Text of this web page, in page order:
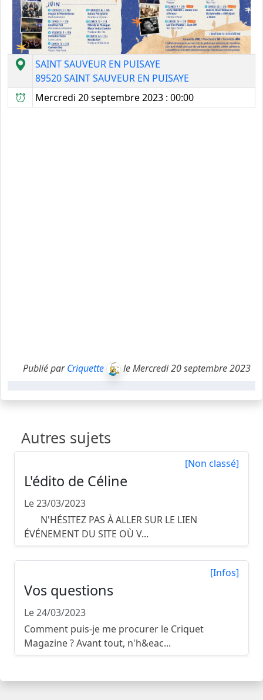
SAINT SAUVEUR EN PUISAYE
89520 SAINT SAUVEUR EN PUISAYE
Mercredi 20 septembre 2023 : 00:00
Publié parCriquette le Mercredi 20 septembre 2023
Autres sujets
[Non classé]
L'édito de Céline
Le 23/03/2023
N'HÉSITEZ PAS À ALLER SUR LE LIEN
ÉVÉNEMENT DU SITE OÙ V...
[Infos]
Vos questions
Le 24/03/2023
Comment puis-je me procurer le Criquet
Magazine ? Avant tout, n'h&eac...